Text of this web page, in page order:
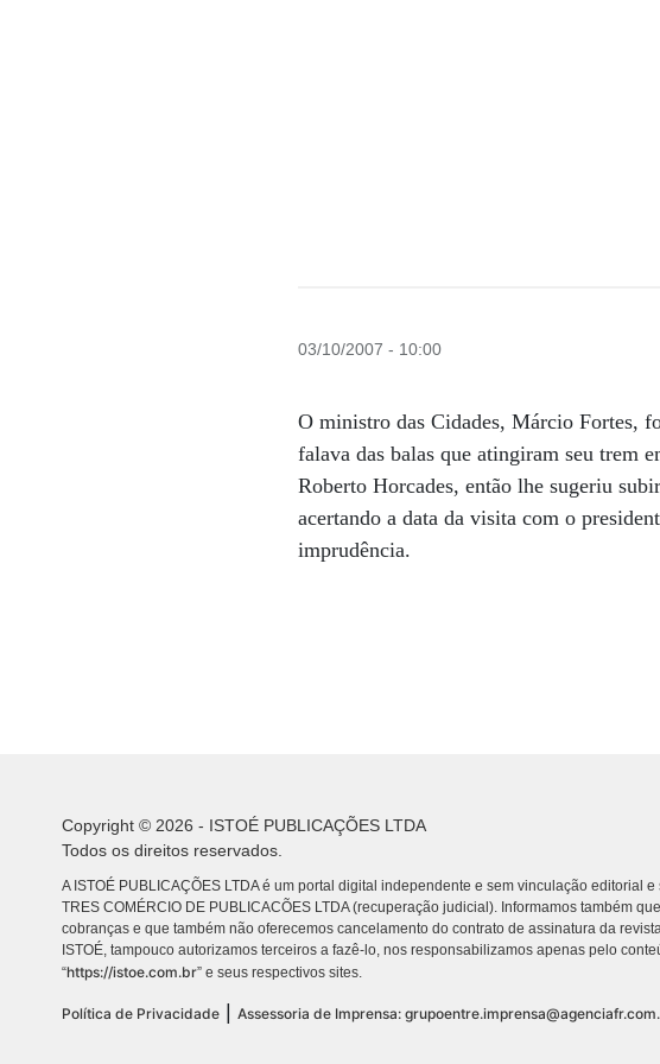
03/10/2007 - 10:00
O ministro das Cidades, Márcio Fortes,
falava das balas que atingiram seu trem
Roberto Horcades, então lhe sugeriu
acertando a data da visita com o
imprudência.
Copyright © 2026 - ISTOÉ PUBLICAÇÕES LTDA
Todos os direitos reservados.
A ISTOÉ PUBLICAÇÕES LTDA é um portal digital independente e sem vinculação editorial
TRES COMÉRCIO DE PUBLICACÕES LTDA (recuperação judicial). Informamos também
cobranças e que também não oferecemos cancelamento do contrato de assinatura da
ISTOÉ, tampouco autorizamos terceiros a fazê-lo, nos responsabilizamos apenas pelo
“https://istoe.com.br” e seus respectivos sites.
Política de Privacidade Assessoria de Imprensa: